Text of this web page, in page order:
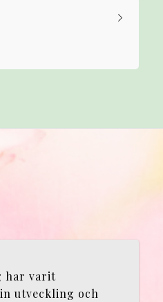
har varit
utveckling och